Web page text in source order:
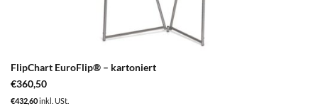
FlipChart EuroFlip® – kartoniert
€360,50
€432,60inkl. USt.